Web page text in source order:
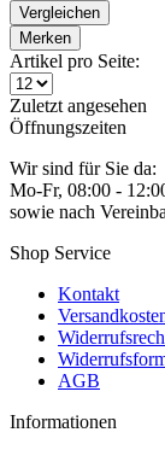
Vergleichen
Merken
Artikel pro Seite:
Zuletzt angesehen
Öffnungszeiten
Wir sind für Sie da:
Mo-Fr, 08:00 -
sowie nach
Shop Service
Kontakt
AGB
Informationen